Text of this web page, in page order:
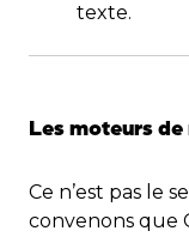
texte.
Les moteurs
Ce n’est pas le
convenons que